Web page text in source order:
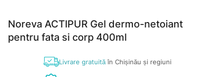
Noreva ACTIPUR Gel dermo-netoiant
pentru fata si corp 400ml
Livrare gratuităîn Chișinău și regiuni